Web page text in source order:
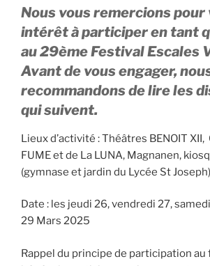
Nous vous remercions
intérêt à participer en tant
au 29ème Festival Escales
Avant de vous engager,
recommandons de lire les
qui suivent.
Lieux d’activité : Théâtres BENOIT XII,
FUME et de La LUNA, Magnanen,
(gymnase et jardin du Lycée St Joseph)
Date : les jeudi 26, vendredi 27,
29 Mars 2025
Rappel du principe de participation au